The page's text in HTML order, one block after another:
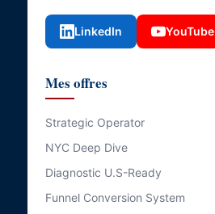
LinkedIn YouTube
Mes offres
Strategic Operator
NYC Deep Dive
Diagnostic U.S-Ready
Funnel Conversion System